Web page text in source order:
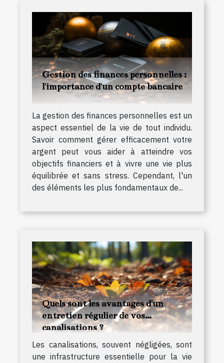
Gestion des finances personnelles :
l'importance d'un compte bancaire
La gestion des finances personnelles est un
aspect essentiel de la vie de tout individu.
Savoir comment gérer efficacement votre
argent peut vous aider à atteindre vos
objectifs financiers et à vivre une vie plus
équilibrée et sans stress. Cependant, l'un
des éléments les plus fondamentaux de...
Quels sont les avantages d'un
entretien régulier de vos
canalisations ?
Les canalisations, souvent négligées, sont
une infrastructure essentielle pour la vie